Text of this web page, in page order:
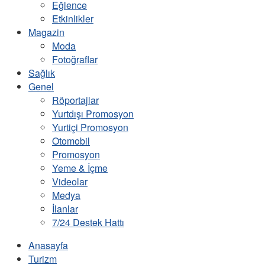
Eğlence
Etkinlikler
Magazin
Moda
Fotoğraflar
Sağlık
Genel
Röportajlar
Yurtdışı Promosyon
Yurtiçi Promosyon
Otomobil
Promosyon
Yeme & İçme
Videolar
Medya
İlanlar
7/24 Destek Hattı
Anasayfa
Turizm